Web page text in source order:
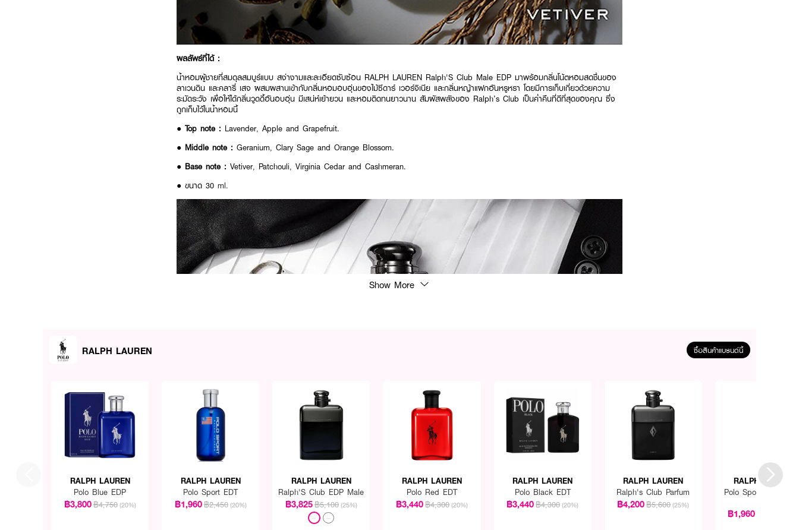
ผลลัพธ์ที่ได้ :
น้ำหอมผู้ชายที่สมดุลสมบูร์แบบ สง่างามและละเอียดซับซ้อน RALPH LAUREN Ralph'S Club Male EDP มาพร้อมกลิ่นโน้ตหอมสดชื่นของ
ลาเวนดิน และคลารี่ เสจ ผสมผสานเข้ากับกลิ่นหอมอบอุ่นของไม้ซีดาร์ เวอร์จิเนีย และกลิ่นหญ้าแฝกอันหรูหรา โดยมีการเก็บเกี่ยวด้วยความ
ระมัดระวัง เพื่อให้ได้กลิ่นวูดดี้อันอบอุ่น มีเสน่ห์เย้ายวน และหอมติดทนยาวนาน สัมผัสพลังของ Ralph’s Club เป็นค่ำคืนที่ดีที่สุดของคุณ ซึ่ง
ถูกเก็บไว้ในน้ำหอมนี้
● Top note : Lavender, Apple and Grapefruit.
● Middle note : Geranium, Clary Sage and Orange Blossom.
● Base note : Vetiver, Patchouli, Virginia Cedar and Cashmeran.
● ขนาด 30 ml.
Show More
RALPH LAUREN ซื้อสินค้าแบรนด์นี้
RALPH LAUREN
Polo Blue EDP
฿3,800฿4,750 (20%)
RALPH LAUREN
Polo Sport EDT
฿1,960฿2,450 (20%)
RALPH LAUREN
Ralph'S Club EDP Male
฿3,825฿5,100 (25%)
RALPH LAUREN
Polo Red EDT
฿3,440฿4,300 (20%)
RALPH LAUREN
Polo Black EDT
฿3,440฿4,300 (20%)
RALPH LAUREN
Ralph's Club Parfum
฿4,200฿5,600 (25%)
RALPH LAUREN
Polo Sport Fresh
฿1,960